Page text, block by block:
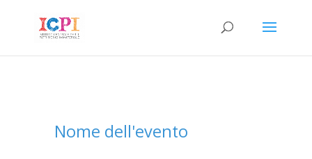
Nome dell'evento